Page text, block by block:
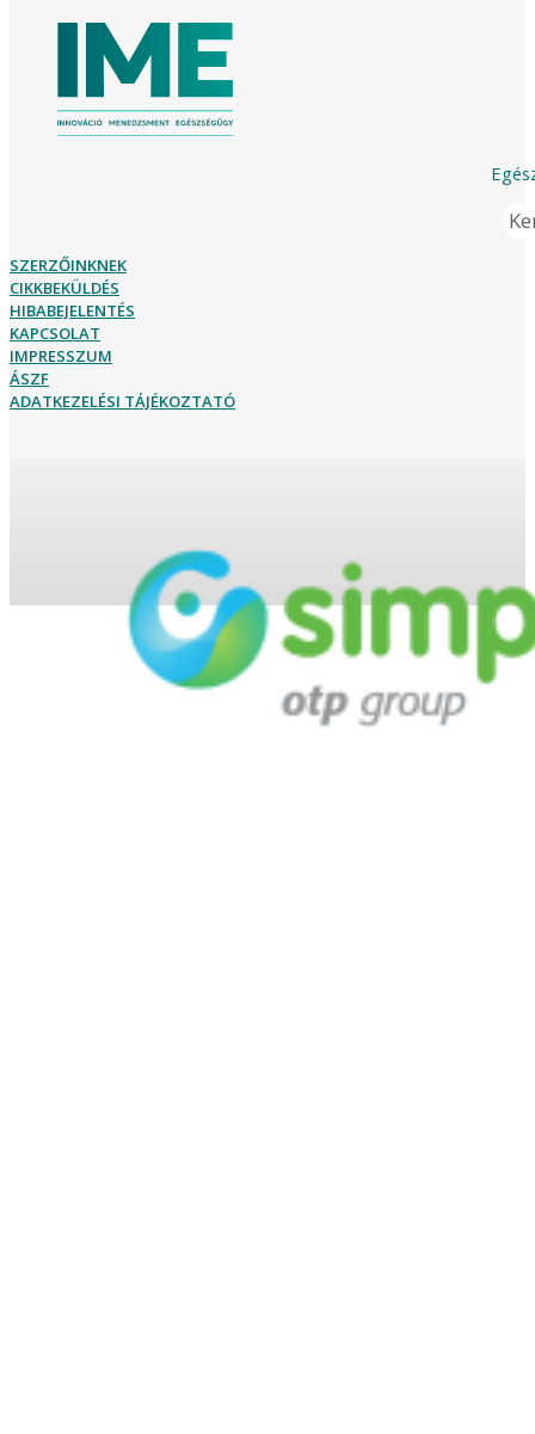
SZERZŐINKNEK
CIKKBEKÜLDÉS
HIBABEJELENTÉS
KAPCSOLAT
IMPRESSZUM
ÁSZF
ADATKEZELÉSI TÁJÉKOZTATÓ